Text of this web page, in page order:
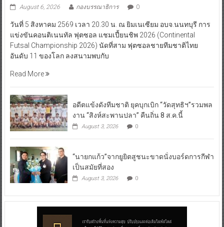
August 6, 2026 กองบรรณาธิการ 0
วันที่ 5 สิงหาคม 2569 เวลา 20.30 น. ณ ยิมเนเซียม อบจ.นนทบุรี การ
แข่งขันคอนติเนนทัล ฟุตซอล แชมเปี้ยนชิพ 2026 (Continental
Futsal Championship 2026) นัดที่สาม ฟุตซอลชายทีมชาติไทย
อันดับ 11 ของโลก ลงสนามพบกับ
Read More
อดีตแข้งดังทีมชาติ ยุคบุกเบิก “วัดสุทธิฯ”รวมพล
งาน “สิงห์สะพานปลา” คืนถิ่น 8 ส.ค.นี้
August 3, 2026 0
“นายกแก้ว”จากยูยิตสูชนะขาดนั่งบอร์ดการกีฬา
เป็นสมัยที่สอง
August 3, 2026 0